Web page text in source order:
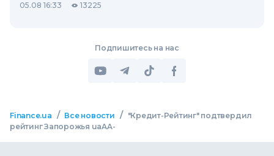
05.08 16:33 13225
Подпишитесь на нас
Finance.ua / Все новости /
"Кредит-Рейтинг" подтвердил
рейтинг Запорожья uaAA-